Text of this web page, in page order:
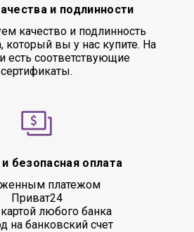
и подлинности
качество и подлинность
который вы у нас купите. На
есть соответствующие
сертификаты.
безопасная оплата
платежом
Приват24
любого банка
на банковский счет